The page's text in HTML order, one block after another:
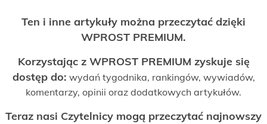
Ten i inne artykuły można przeczytać dzięki
WPROST PREMIUM.
Korzystając z WPROST PREMIUM zyskuje się
dostęp do: wydań tygodnika, rankingów, wywiadów,
komentarzy, opinii oraz dodatkowych artykułów.
Teraz nasi Czytelnicy mogą przeczytać najnowszy